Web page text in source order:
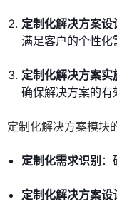
定制化解决方案设
满足客户的个性化
定制化解决方案实
确保解决方案的有
定制化解决方案模块
定制化需求识别 ：
定制化解决方案设